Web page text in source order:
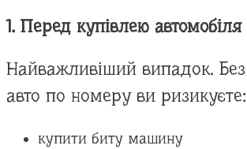
1. Перед купівлею автомобіля
Найважливіший випадок. Без
авто по номеру ви ризикуєте:
купити биту машину